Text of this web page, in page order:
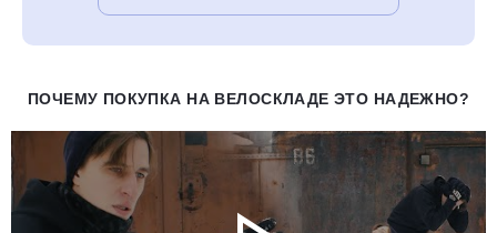
ПОЧЕМУ ПОКУПКА НА ВЕЛОСКЛАДЕ ЭТО НАДЕЖНО?